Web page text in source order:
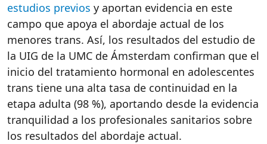
estudios previos y aportan evidencia en este
campo que apoya el abordaje actual de los
menores trans. Así, los resultados del estudio de
la UIG de la UMC de Ámsterdam confirman que el
inicio del tratamiento hormonal en adolescentes
trans tiene una alta tasa de continuidad en la
etapa adulta (98 %), aportando desde la evidencia
tranquilidad a los profesionales sanitarios sobre
los resultados del abordaje actual.